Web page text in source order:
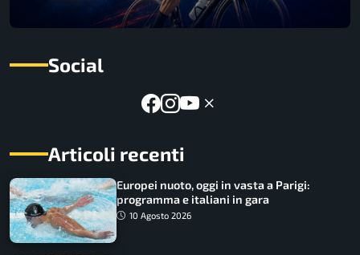
Social
Articoli recenti
Europei nuoto, oggi in vasta a Parigi:
programma e italiani in gara
10 Agosto 2026